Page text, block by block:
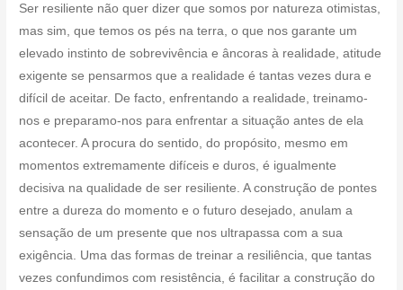
Ser resiliente não quer dizer que somos por natureza otimistas,
mas sim, que temos os pés na terra, o que nos garante um
elevado instinto de sobrevivência e âncoras à realidade, atitude
exigente se pensarmos que a realidade é tantas vezes dura e
difícil de aceitar. De facto, enfrentando a realidade, treinamo-
nos e preparamo-nos para enfrentar a situação antes de ela
acontecer. A procura do sentido, do propósito, mesmo em
momentos extremamente difíceis e duros, é igualmente
decisiva na qualidade de ser resiliente. A construção de pontes
entre a dureza do momento e o futuro desejado, anulam a
sensação de um presente que nos ultrapassa com a sua
exigência. Uma das formas de treinar a resiliência, que tantas
vezes confundimos com resistência, é facilitar a construção do